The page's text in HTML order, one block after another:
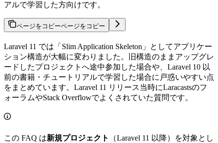
アルで学習した方向けです。
ページをコピーページをコピー
Laravel 11 では「Slim Application Skeleton」としてアプリケー
ション構造が大幅に変わりました。旧構造のままアップグレ
ードしたプロジェクトへ途中参加した場合や、Laravel 10 以
前の書籍・チュートリアルで学習した場合に戸惑いやすい点
をまとめています。Laravel 11 リリース当時にLaracastsのフ
ォーラムやStack Overflowでよくされていた質問です。
この FAQ は新規プロジェクト
（Laravel 11 以降）を対象とし